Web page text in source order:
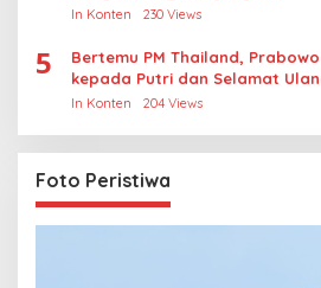
In Konten 230 Views
5
Bertemu PM Thailand,
kepada Putri dan Selamat
Thailand
In Konten 204 Views
Foto Peristiwa